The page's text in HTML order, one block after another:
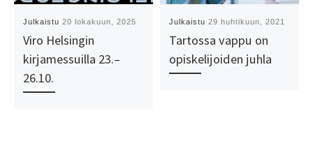
Julkaistu20 lokakuun, 2025
Viro Helsingin
kirjamessuilla 23.–
26.10.
Julkaistu29 huhtikuun, 2021
Tartossa vappu on
opiskelijoiden juhla